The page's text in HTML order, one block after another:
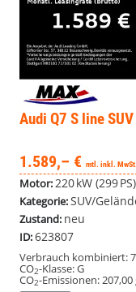
Audi Q7 S line
1.589,– € mtl. inkl. MwSt.
Motor: 220 kW (299
Kategorie:SUV/
Zustand: neu
ID:623807
Verbrauch kombiniert:
CO2-Klasse:G
CO2-Emissionen: